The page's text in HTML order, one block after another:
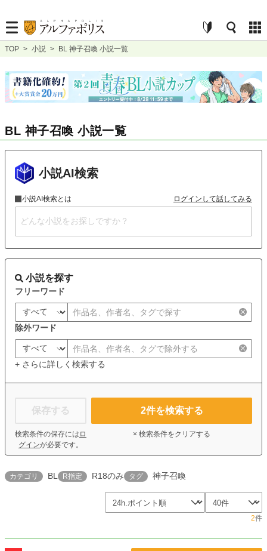
TOP > 小説 > BL 神子召喚 小説一覧
BL 神子召喚 小説一覧
小説AI検索
小説AI検索とは ログインして話してみる
小説を探す
フリーワード
除外ワード
+ さらに詳しく検索する
保存する
検索条件の保存には ロ
グインが必要です。
2件を検索する
× 検索条件をクリアする
カテゴリ BL R指定 R18のみ タグ 神子召喚
2件